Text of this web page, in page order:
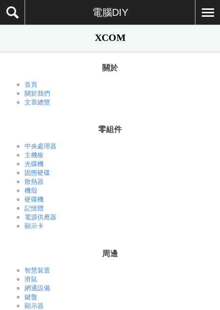
電腦DIY
XCOM
關於
首頁
關於我們
文章總覽
零組件
中央處理器
主機板
光碟機
固態硬碟
散熱器
機殼
硬碟機
記憶體
電源供應器
顯示卡
周邊
智慧裝置
滑鼠
網通設備
鍵盤
顯示器